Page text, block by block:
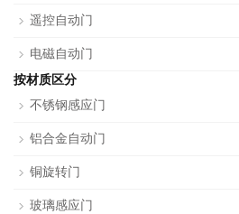
遥控自动门
电磁自动门
按材质区分
不锈钢感应门
铝合金自动门
铜旋转门
玻璃感应门